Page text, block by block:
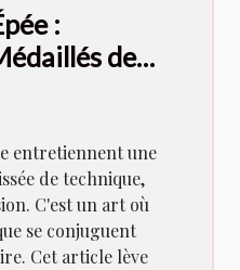
:
de
Française
L'Équipe
entretiennent une
de technique,
C'est un art où
se conjuguent
Cet article lève